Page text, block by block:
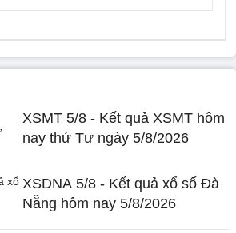
XSMT 5/8 - Kết quả XSMT hôm
nay thứ Tư ngày 5/8/2026
XSDNA 5/8 - Kết quả xổ số Đà
Nẵng hôm nay 5/8/2026